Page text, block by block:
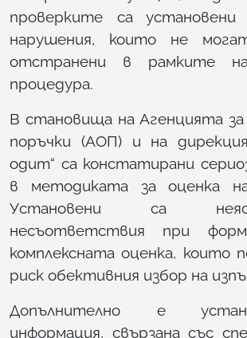
проверките са установени
нарушения, които не
отстранени в рамките
процедура.
В становища на Агенцията
поръчки (АОП) и на
одит“ са констатирани
в методиката за оценка
Установени са
несъответствия при
комплексната оценка, които
риск обективния избор на
Допълнително е
информация, свързана със